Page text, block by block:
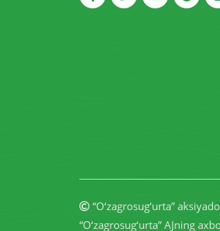
“O‘zagrosug‘urta”
“O‘zagrosug‘urta” AJning